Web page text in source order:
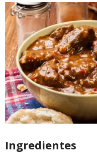
Ingredientes